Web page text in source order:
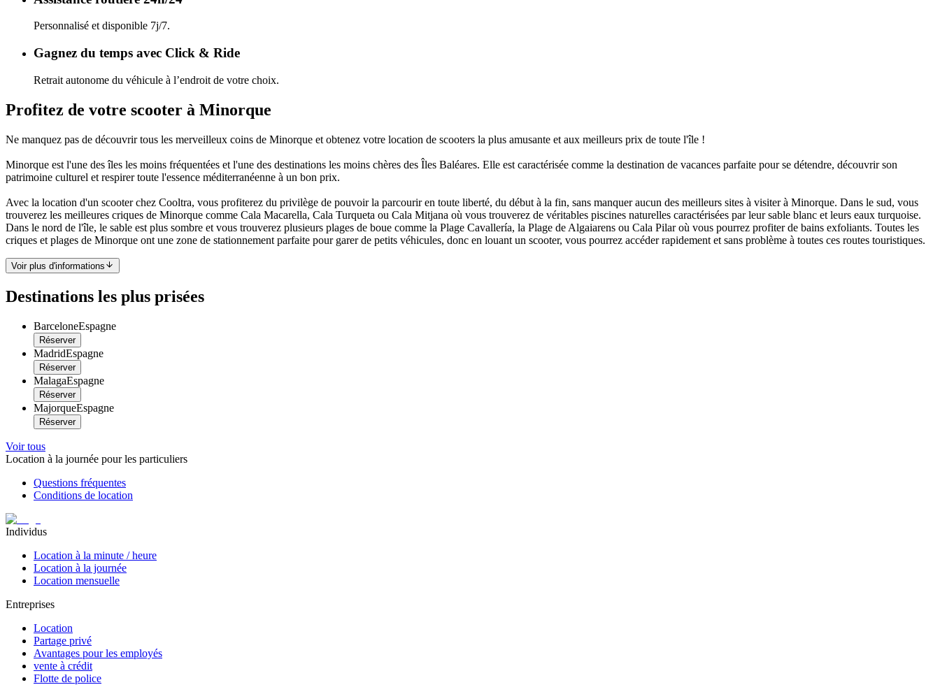
Personnalisé et disponible 7j/7.
Gagnez du temps avec Click & Ride
Retrait autonome du véhicule à l’endroit de votre choix.
Profitez de votre scooter à Minorque
Ne manquez pas de découvrir tous les merveilleux coins de Minorque et obtenez votre location de scooters la plus amusante et aux meilleurs prix de toute l'île !
Minorque est l'une des îles les moins fréquentées et l'une des destinations les moins chères des Îles Baléares. Elle est caractérisée comme la destination de vacances parfaite pour se détendre, découvrir son
patrimoine culturel et respirer toute l'essence méditerranéenne à un bon prix.
Avec la location d'un scooter chez Cooltra, vous profiterez du privilège de pouvoir la parcourir en toute liberté, du début à la fin, sans manquer aucun des meilleurs sites à visiter à Minorque. Dans le sud, vous
trouverez les meilleures criques de Minorque comme Cala Macarella, Cala Turqueta ou Cala Mitjana où vous trouverez de véritables piscines naturelles caractérisées par leur sable blanc et leurs eaux turquoise.
Dans le nord de l'île, le sable est plus sombre et vous trouverez plusieurs plages de boue comme la Plage Cavallería, la Plage de Algaiarens ou Cala Pilar où vous pourrez profiter de bains exfoliants. Toutes les
criques et plages de Minorque ont une zone de stationnement parfaite pour garer de petits véhicules, donc en louant un scooter, vous pourrez accéder rapidement et sans problème à toutes ces routes touristiques.
Voir plus d'informations
Destinations les plus prisées
BarceloneEspagne
Réserver
MadridEspagne
Réserver
MalagaEspagne
Réserver
MajorqueEspagne
Réserver
Voir tous
Location à la journée pour les particuliers
Questions fréquentes
Conditions de location
Individus
Location à la minute / heure
Location à la journée
Location mensuelle
Entreprises
Location
Partage privé
Avantages pour les employés
vente à crédit
Flotte de police